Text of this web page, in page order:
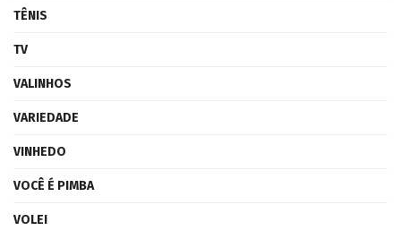
TÊNIS
TV
VALINHOS
VARIEDADE
VINHEDO
VOCÊ É PIMBA
VOLEI